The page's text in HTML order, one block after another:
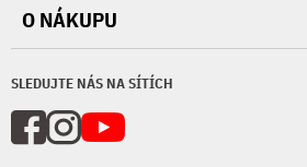
SLEDUJTE NÁS NA SÍTÍCH
O NÁKUPU